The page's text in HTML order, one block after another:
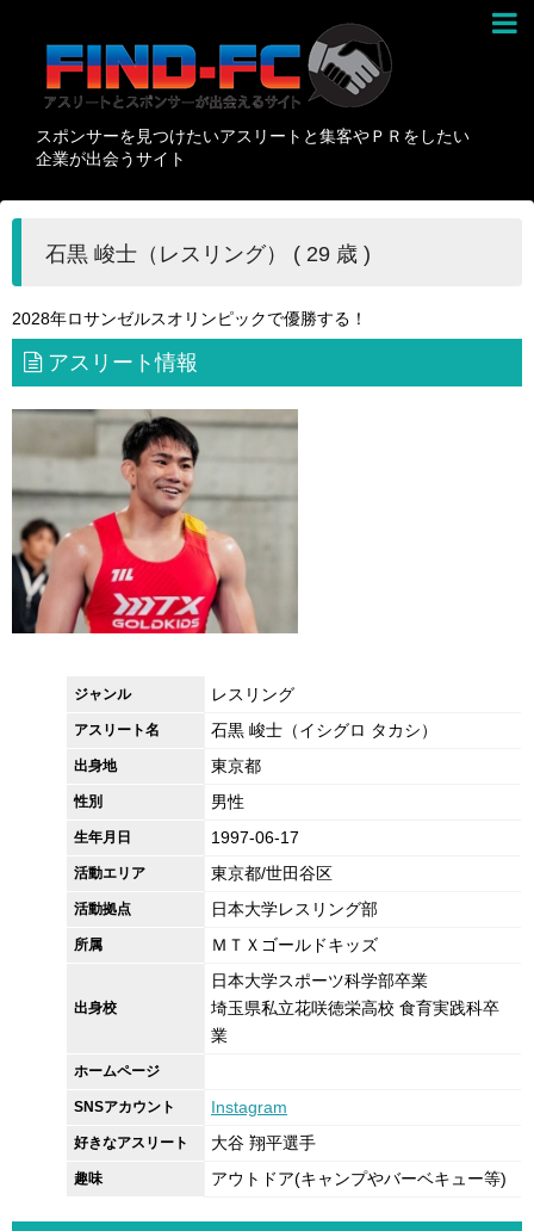
スポンサーを見つけたいアスリートと集客やＰＲをしたい
企業が出会うサイト
石黒 峻士（レスリング） ( 29 歳 )
2028年ロサンゼルスオリンピックで優勝する！
アスリート情報
ジャンル レスリング
アスリート名 石黒 峻士（イシグロ タカシ）
出身地 東京都
性別 男性
生年月日 1997-06-17
活動エリア 東京都/世田谷区
活動拠点 日本大学レスリング部
所属 ＭＴＸゴールドキッズ
出身校
日本大学スポーツ科学部卒業
埼玉県私立花咲徳栄高校 食育実践科卒
業
ホームページ
SNSアカウント Instagram
好きなアスリート 大谷 翔平選手
趣味 アウトドア(キャンプやバーベキュー等)